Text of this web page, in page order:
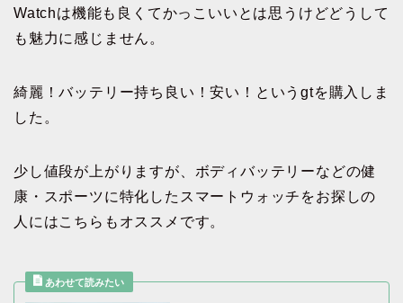
Watchは機能も良くてかっこいいとは思うけどどうして
も魅力に感じません。
綺麗！バッテリー持ち良い！安い！というgtを購入しま
した。
少し値段が上がりますが、ボディバッテリーなどの健
康・スポーツに特化したスマートウォッチをお探しの
人にはこちらもオススメです。